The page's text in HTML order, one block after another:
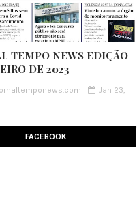
TEMPO NEWS EDIÇÃO
DE 2023
Jan 23,
FACEBOOK